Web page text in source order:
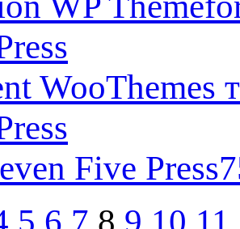
WooThemes
Five
5 6 7 8 9 10 11